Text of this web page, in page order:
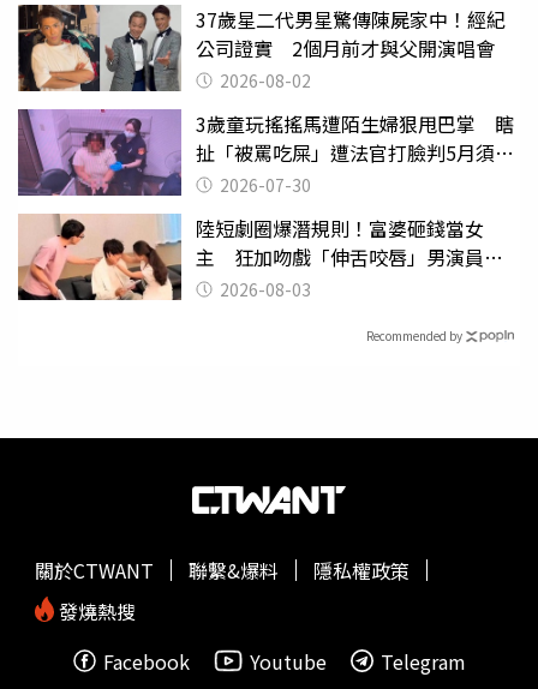
37歲星二代男星驚傳陳屍家中！經紀
公司證實 2個月前才與父開演唱會
2026-08-02
3歲童玩搖搖馬遭陌生婦狠甩巴掌 瞎
扯「被罵吃屎」遭法官打臉判5月須入
監 2026-07-30
陸短劇圈爆潛規則！富婆砸錢當女
主 狂加吻戲「伸舌咬唇」男演員崩
潰 2026-08-03
Recommended by
關於CTWANT 聯繫&爆料
隱私權政策
發燒熱搜
Facebook
Youtube Telegram